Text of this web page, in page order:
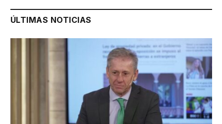
ÚLTIMAS NOTICIAS